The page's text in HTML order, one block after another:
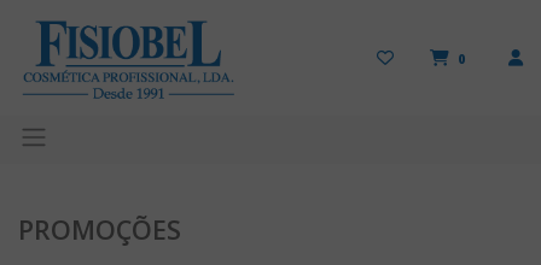
0
PROMOÇÕES